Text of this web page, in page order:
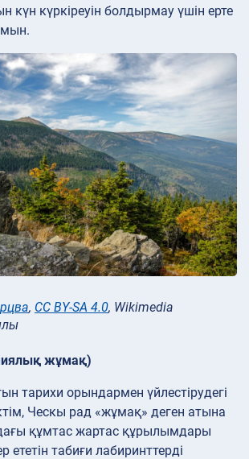
күн күркіреуін болдырмау үшін ерте
, CC BY-SA 4.0, Wikimedia
жұмақ)
тарихи орындармен үйлестірудегі
Ческы рад «жұмақ» деген атына
құмтас жартас құрылымдары
ететін табиғи лабиринттерді